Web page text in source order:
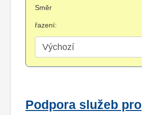
Směr
řazení:
Podpora služeb pro